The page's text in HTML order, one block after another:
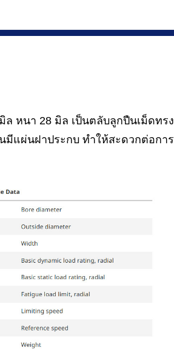
ล หนา 28 มิล เป็นตลับลูกปืนเม็ดทรง
แผ่นฝาประกบ ทำให้สะดวกต่อการ